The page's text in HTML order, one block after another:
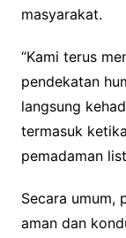
masyarakat.
“Kami terus
pendekatan
langsung
termasuk
pemadaman
Secara umum,
aman dan